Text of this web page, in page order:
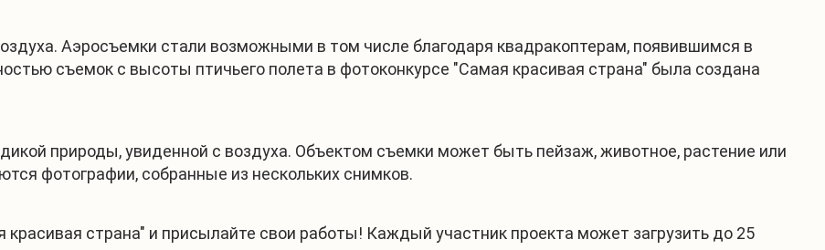
Аэросъемки стали возможными в том числе благодаря квадракоптерам, появившимся в
съемок с высоты птичьего полета в фотоконкурсе "Самая красивая страна" была создана
природы, увиденной с воздуха. Объектом съемки может быть пейзаж, животное, растение или
фотографии, собранные из нескольких снимков.
красивая страна" и присылайте свои работы! Каждый участник проекта может загрузить до 25